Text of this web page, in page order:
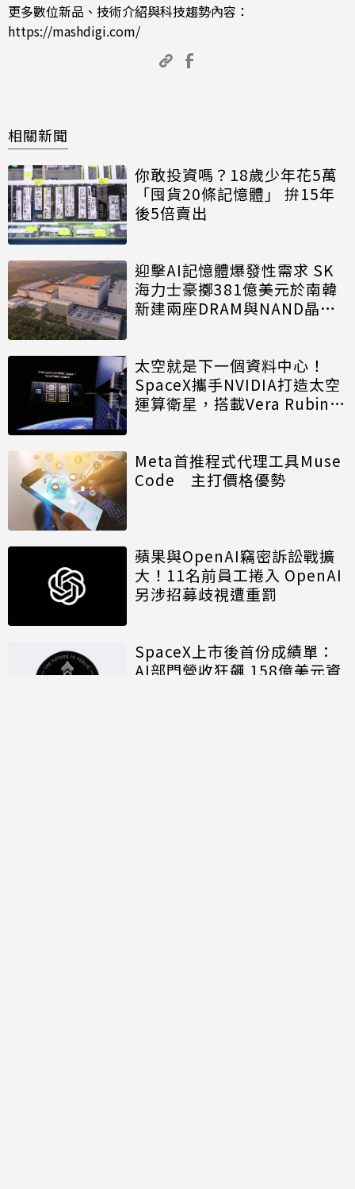
更多數位新品、技術介紹與科技趨勢內容：
https://mashdigi.com/
相關新聞
你敢投資嗎？18歲少年花5萬
「囤貨20條記憶體」 拚15年
後5倍賣出
迎擊AI記憶體爆發性需求 SK
海力士豪擲381億美元於南韓
新建兩座DRAM與NAND晶圓
太空就是下一個資料中心！
SpaceX攜手NVIDIA打造太空
運算衛星，搭載Vera Rubin運
Meta首推程式代理工具Muse
Code 主打價格優勢
蘋果與OpenAI竊密訴訟戰擴
大！11名前員工捲入 OpenAI
另涉招募歧視遭重罰
SpaceX上市後首份成績單：
AI部門營收狂飆 158億美元資